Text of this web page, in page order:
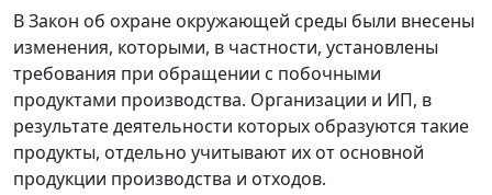
В Закон об охране окружающей среды были внесены
изменения, которыми, в частности, установлены
требования при обращении с побочными
продуктами производства. Организации и ИП, в
результате деятельности которых образуются такие
продукты, отдельно учитывают их от основной
продукции производства и отходов.